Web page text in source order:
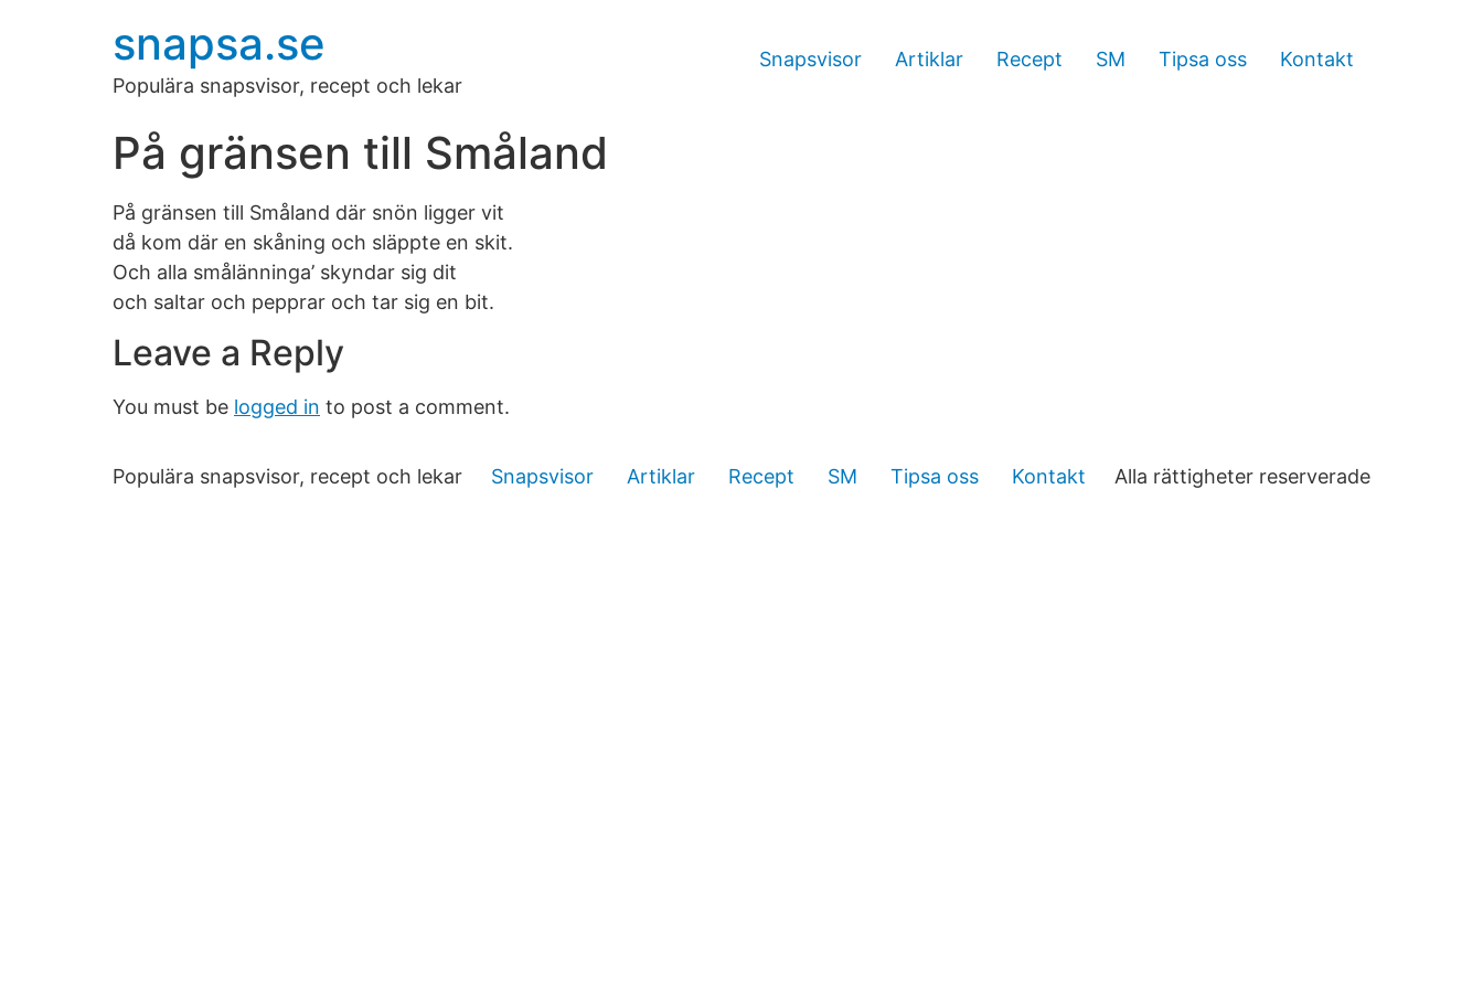
snapsa.se
Populära snapsvisor, recept och lekar
Snapsvisor Artiklar Recept SM Tipsa oss Kontakt
På gränsen till Småland
På gränsen till Småland där snön ligger vit
då kom där en skåning och släppte en skit.
Och alla smålänninga’ skyndar sig dit
och saltar och pepprar och tar sig en bit.
Leave a Reply
You must be logged in to post a comment.
Populära snapsvisor, recept och lekar Snapsvisor Artiklar Recept SM Tipsa oss Kontakt Alla rättigheter reserverade